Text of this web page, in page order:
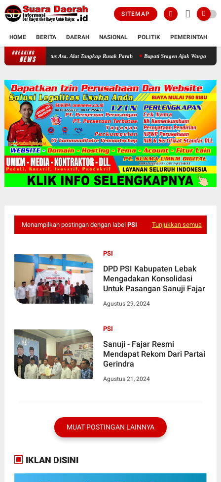
SITEMAP
HOME BERITA DAERAH NASIONAL POLITIK PEMERINTAH
BREAKING
NEWS Darurat WKO! Invasi Ikan Sapu-Sapu Bikin Nelayan Putus Asa, Alat
Menampilkan postingan dengan label PSI Tunjukkan semua
PSI
DPD PSI Kabupaten Lebak
Mengadakan Konsolidasi
Untuk Pasangan Sanuji Fajar
Agustus 29, 2024
PSI
Sanuji - Fajar Resmi
Mendapat Rekom Dari Partai
Gerindra
Agustus 21, 2024
MUAT POSTINGAN LAINNYA
IKLAN DISINI